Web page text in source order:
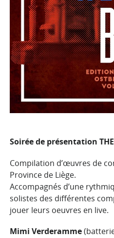
Soirée de présentation THE
Compilation d’œuvres de
Province de Liège.
Accompagnés d’une
solistes des différentes
jouer leurs oeuvres en live.
Mimi Verderamme